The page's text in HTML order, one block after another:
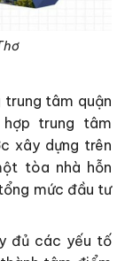
trung tâm quận
trung tâm
xây dựng trên
tòa nhà hỗn
mức đầu tư
đủ các yếu tố